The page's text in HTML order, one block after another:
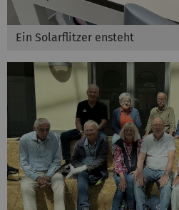
Ein Solarflitzer ensteht